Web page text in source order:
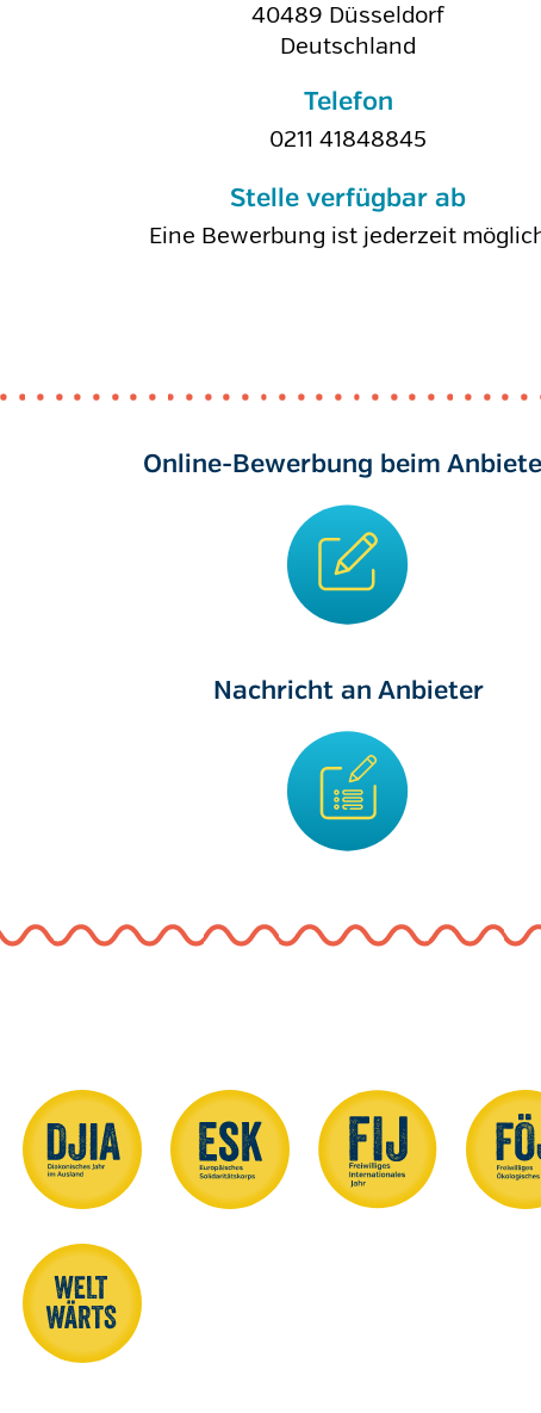
40489 Düsseldorf
Deutschland
Telefon
0211 41848845
Stelle verfügbar ab
Eine Bewerbung ist jederzeit
Online-Bewerbung beim
Nachricht an Anbieter